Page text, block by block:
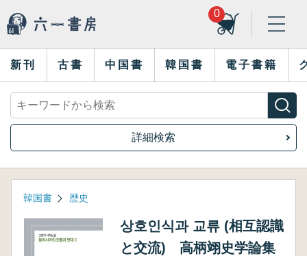
0
新刊 古書 中国書 韓国書 電子書籍
詳細検索
韓国書 歴史
상호인식과 교류 (相互認識
と交流) 高柄翊史学論集